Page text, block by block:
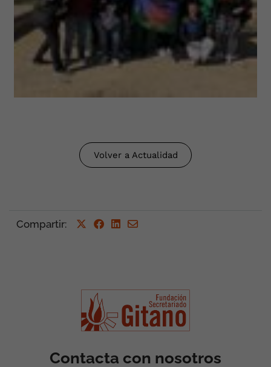
Volver a Actualidad
Compartir:
Contacta con nosotros